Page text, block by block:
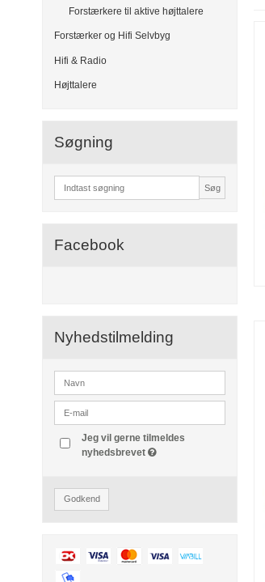
Forstærkere til aktive højttalere
Forstærker og Hifi Selvbyg
Hifi & Radio
Højttalere
Søgning
Søg
Facebook
Nyhedstilmelding
Jeg vil gerne tilmeldes
nyhedsbrevet
Godkend